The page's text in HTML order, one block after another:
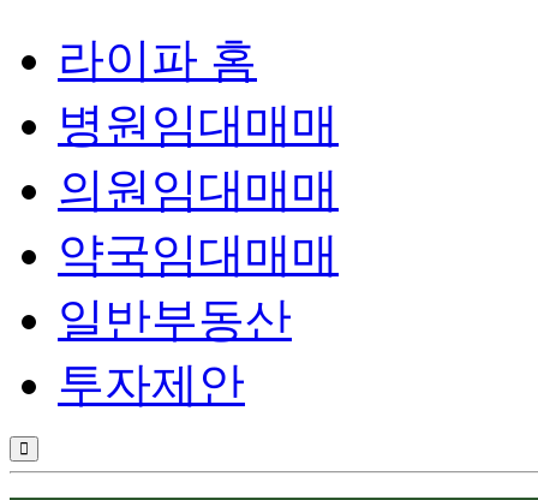
라이파 홈
병원임대매매
의원임대매매
약국임대매매
일반부동산
투자제안